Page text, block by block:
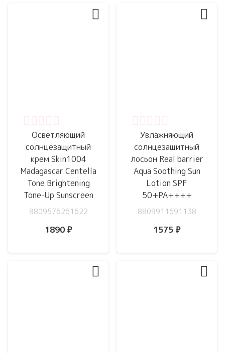
Осветляющий
cолнцезащитный
крем Skin1004
Madagascar Centella
Tone Brightening
Tone-Up Sunscreen
8809576261622
1890 ₽
Увлажняющий
солнцезащитный
лосьон Real barrier
Aqua Soothing Sun
Lotion SPF
50+PA++++
8809911691138
1575 ₽